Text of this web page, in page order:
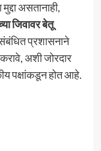
असतानाही,
जिवावर बेतू
प्रशासनाने
करावे, अशी जोरदार
पक्षांकडून होत आहे.